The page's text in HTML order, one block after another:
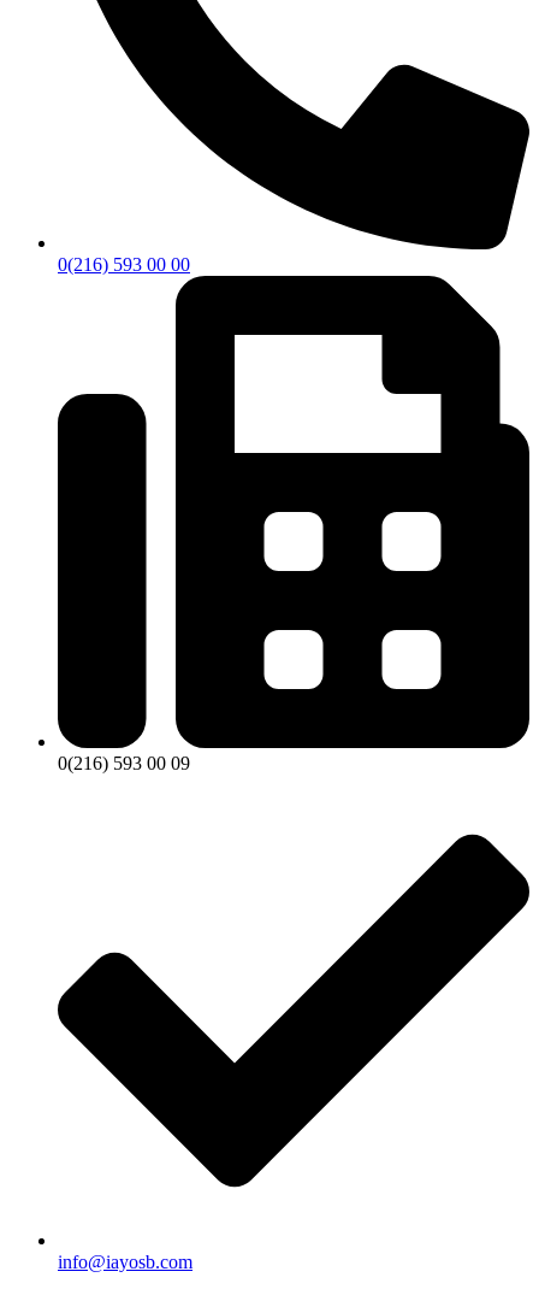
0(216) 593 00 00
0(216) 593 00 09
info@iayosb.com